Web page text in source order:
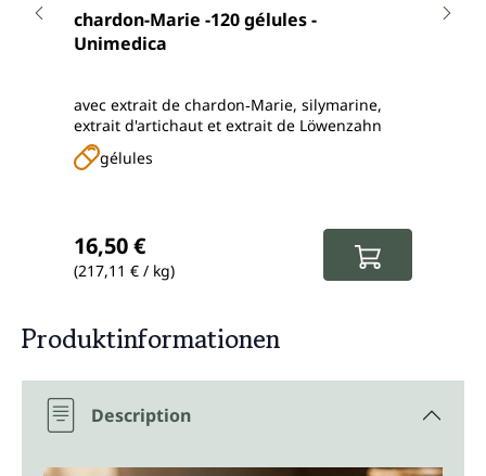
Note moyenne de 4.8 sur 5 étoiles
chardon-Marie -120 gélules -
Unimedica
avec extrait de chardon‑Marie, silymarine,
extrait d'artichaut et extrait de Löwenzahn
gélules
16,50 €
(217,11 € / kg)
Produktinformationen
Description